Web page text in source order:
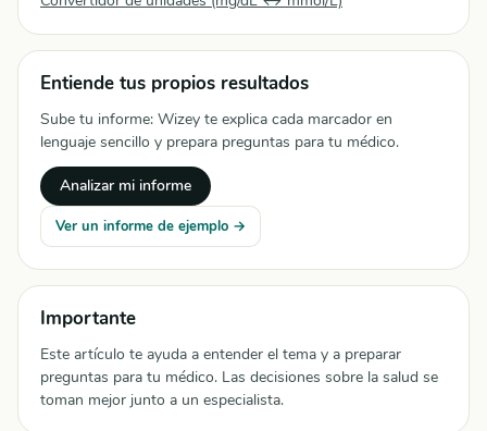
Entiende tus propios resultados
Sube tu informe: Wizey te explica cada marcador en
lenguaje sencillo y prepara preguntas para tu médico.
Analizar mi informe
Ver un informe de ejemplo →
Importante
Este artículo te ayuda a entender el tema y a preparar
preguntas para tu médico. Las decisiones sobre la salud se
toman mejor junto a un especialista.